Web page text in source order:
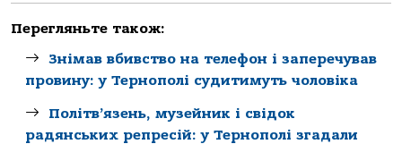
Перегляньте також:
Знімав вбивство на телефон і заперечував
провину: у Тернополі судитимуть чоловіка
Політв’язень, музейник і свідок
радянських репресій: у Тернополі згадали